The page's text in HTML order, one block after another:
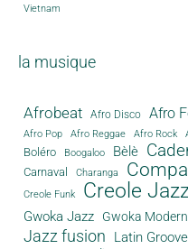
Vietnam
la musique
Afrobeat Afro Disco Afro
Afro Pop Afro Reggae Afro Rock
Boléro Boogaloo Bèlè
Carnaval Charanga
Creole Funk
Creole
Gwoka Jazz Gwoka
Jazz fusion Latin Groove